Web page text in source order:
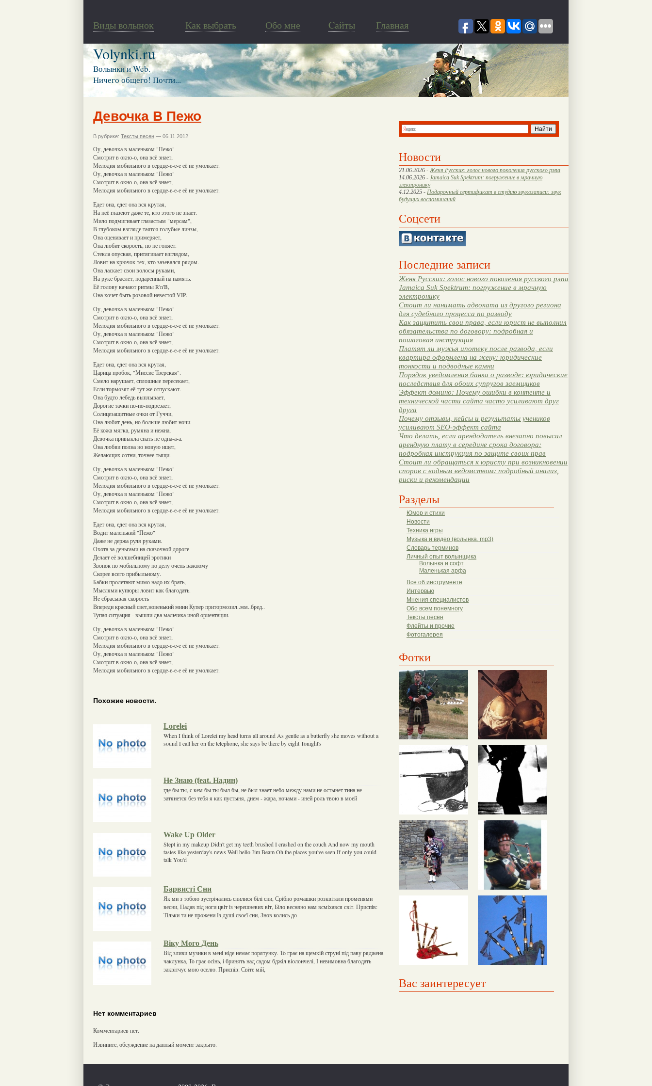
Виды волынок Как выбрать Обо мне Cайты Главная
Volynki.ru
Волынки и Web.
Ничего общего! Почти...
Новости
21.06.2026 - Женя Русских: голос нового поколения русского рэпа
14.06.2026 - Jamaica Suk Spektrum: погружение в мрачную
электронику
4.12.2025 - Подарочный сертификат в студию звукозаписи: звук
будущих воспоминаний
Соцсети
Последние записи
Женя Русских: голос нового поколения русского рэпа
Jamaica Suk Spektrum: погружение в мрачную
электронику
Стоит ли нанимать адвоката из другого региона
для судебного процесса по разводу
Как защитить свои права, если юрист не выполнил
обязательства по договору: подробная и
пошаговая инструкция
Платят ли мужья ипотеку после развода, если
квартира оформлена на жену: юридические
тонкости и подводные камни
Порядок уведомления банка о разводе: юридические
последствия для обоих супругов заемщиков
Эффект домино: Почему ошибки в контенте и
технической части сайта часто усиливают друг
друга
Почему отзывы, кейсы и результаты учеников
усиливают SEO-эффект сайта
Что делать, если арендодатель внезапно повысил
арендную плату в середине срока договора:
подробная инструкция по защите своих прав
Стоит ли обращаться к юристу при возникновении
споров с водным ведомством: подробный анализ,
риски и рекомендации
Разделы
Юмор и стихи
Новости
Техника игры
Музыка и видео (волынка, mp3)
Словарь терминов
Личный опыт волынщика
Волынка и софт
Маленькая арфа
Все об инструменте
Интервью
Мнения специалистов
Обо всем понемногу
Тексты песен
Флейты и прочие
Фотогалерея
Фотки
Вас заинтересует
Девочка В Пежо
В рубрике: Тексты песен — 06.11.2012
Оу, девочка в маленьком "Пежо"
Смотрит в окно-о, она всё знает,
Мелодия мобильного в сердце-е-е-е её не умолкает.
Оу, девочка в маленьком "Пежо"
Смотрит в окно-о, она всё знает,
Мелодия мобильного в сердце-е-е-е её не умолкает.
Едет она, едет она вся крутая,
На неё глазеют даже те, кто этого не знает.
Мило подмигивает глазастым "мерсам",
В глубоком взгляде таятся голубые линзы,
Она оценивает и примеряет,
Она любит скорость, но не гоняет.
Стекла опуская, притягивает взглядом,
Ловит на крючок тех, кто зазевался рядом.
Она ласкает свои волосы руками,
На руке браслет, подаренный на память.
Её голову качают ритмы R'n'B,
Она хочет быть розовой невестой VIP.
Оу, девочка в маленьком "Пежо"
Смотрит в окно-о, она всё знает,
Мелодия мобильного в сердце-е-е-е её не умолкает.
Оу, девочка в маленьком "Пежо"
Смотрит в окно-о, она всё знает,
Мелодия мобильного в сердце-е-е-е её не умолкает.
Едет она, едет она вся крутая,
Царица пробок, "Миссис Тверская".
Смело нарушает, сплошные пересекает,
Если тормозят её тут же отпускают.
Она будто лебедь выплывает,
Дорогие тачки по-по-подрезает,
Солнцезащитные очки от Гуччи,
Она любит день, но больше любит ночи.
Её кожа мягка, румяна и нежна,
Девочка привыкла спать не одна-а-а.
Она любви полна но новую ищет,
Желающих сотни, точнее тыщи.
Оу, девочка в маленьком "Пежо"
Смотрит в окно-о, она всё знает,
Мелодия мобильного в сердце-е-е-е её не умолкает.
Оу, девочка в маленьком "Пежо"
Смотрит в окно-о, она всё знает,
Мелодия мобильного в сердце-е-е-е её не умолкает.
Едет она, едет она вся крутая,
Водит маленький "Пежо"
Даже не держа руля руками.
Охота за деньгами на сказочной дороге
Делает её волшебницей эротики
Звонок по мобильному по делу очень важному
Скорее всего прибыльному.
Бабки пролетают мимо надо их брать,
Мыслями купюры ловит как благодать.
Не сбрасывая скорость
Впереди красный свет,новенький мини Купер притормозил..мм..бред..
Тупая ситуация - вышли два мальчика иной ориентации.
Оу, девочка в маленьком "Пежо"
Смотрит в окно-о, она всё знает,
Мелодия мобильного в сердце-е-е-е её не умолкает.
Оу, девочка в маленьком "Пежо"
Смотрит в окно-о, она всё знает,
Мелодия мобильного в сердце-е-е-е её не умолкает.
Похожие новости.
Lorelei
When I think of Lorelei my head turns all around As gentle as a butterfly she moves without a
sound I call her on the telephone, she says be there by eight Tonight's
Не Знаю (feat. Надин)
где бы ты, с кем бы ты был бы, не был знает небо между нами не остынет тина не
затянется без тебя я как пустыня, днем - жара, ночами - иней роль твою в моей
Wake Up Older
Slept in my makeup Didn't get my teeth brushed I crashed on the couch And now my mouth
tastes like yesterday's news Well hello Jim Beam Oh the places you've seen If only you could
talk You'd
Барвисті Сни
Як ми з тобою зустрічались снилися білі сни, Срібно ромашки розквітали променями
весни, Падав під ноги цвіт із черешневих віт, Біло весняно нам всміхався світ. Приспів:
Тільки ти не прожени Із душі своєї сни, Знов колись до
Віку Мого День
Від зливи музики в мені ніде немає порятунку. То грає на щемкій струні під паву ряджена
чаклунка, То грає осінь, і бринять над садом бджіл віолончелі, І невимовна благодать
заквітчує мою оселю. Приспів: Світе мій,
Нет комментариев
Комментариев нет.
Извините, обсуждение на данный момент закрыто.